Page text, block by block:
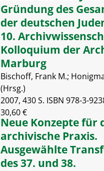
Gründung des
der deutschen
10.
Kolloquium der
Marburg
Bischoff, Frank M.;
(Hrsg.)
2007, 430 S. ISBN 978-3-
30,60 €
Neue Konzepte für
archivische Praxis.
Ausgewählte
des 37. und 38.